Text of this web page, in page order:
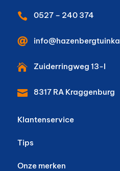
 0527 – 240 374

 Zuiderringweg 13-I
 8317 RA Kraggenburg
Klantenservice
Tips
Onze merken